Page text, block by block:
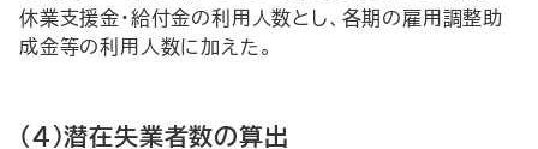
休業支援金・給付金の利用人数とし、各期の雇用調整助
成金等の利用人数に加えた。
（4）潜在失業者数の算出